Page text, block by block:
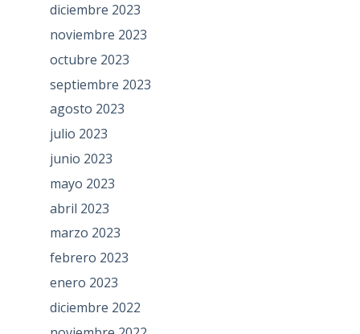
diciembre 2023
noviembre 2023
octubre 2023
septiembre 2023
agosto 2023
julio 2023
junio 2023
mayo 2023
abril 2023
marzo 2023
febrero 2023
enero 2023
diciembre 2022